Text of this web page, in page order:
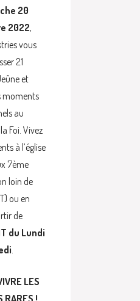
20
2022,
vous
21
et
moments
au
Foi. Vivez
à l’église
7ème
loin de
ou en
de
du Lundi
.
LES
RARES !